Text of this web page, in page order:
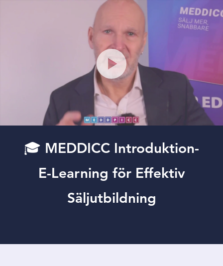
🎓 MEDDICC Introduktion-
E-Learning för Effektiv
Säljutbildning